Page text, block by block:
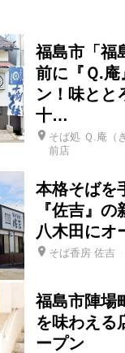
南相馬市
浜通りエリア
富岡町
楢葉町 猪苗
湯川村
喜多方市
福島市「福
前に『Ｑ.
ン！味とと
十…
そば処 Ｑ.庵（
前店
本格そばを
『佐吉』
八木田にオ
そば香房 佐吉
福島市陣場
を味わえる
ープン